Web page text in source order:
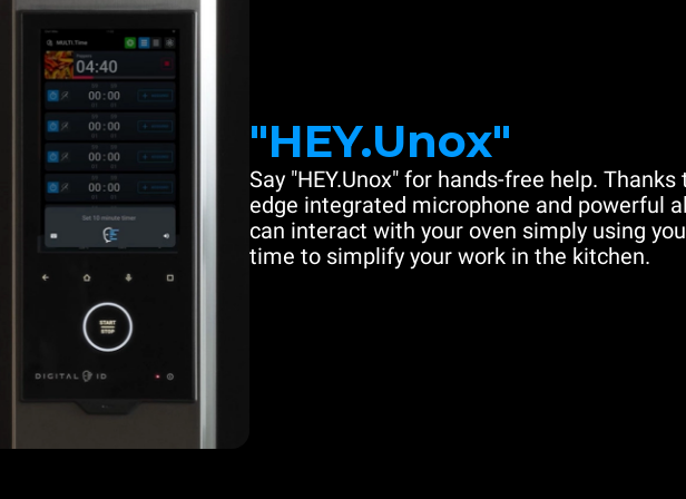
"HEY.Unox"
Say "HEY.Unox" for hands-free help.
edge integrated microphone and powerful
can interact with your oven simply using
time to simplify your work in the kitchen.